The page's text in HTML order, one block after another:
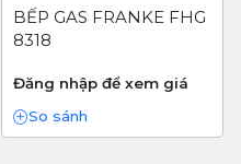
BẾP GAS FRANKE FHG
8318
Đăng nhập để xem giá
So sánh